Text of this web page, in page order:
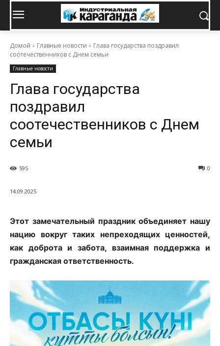
Домой Главные новости
Глава государства поздравил
соотечественников с Днем семьи
Главные новости
Глава государства
поздравил
соотечественников с Днем
семьи
0
595
14.09.2025
Этот замечательный праздник объединяет нашу
нацию вокруг таких непреходящих ценностей,
как доброта и забота, взаимная поддержка и
гражданская ответственность.